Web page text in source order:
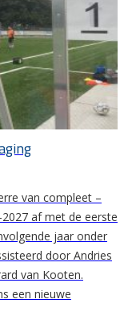
van compleet –
af met de eerste
jaar onder
door Andries
van Kooten.
een nieuwe